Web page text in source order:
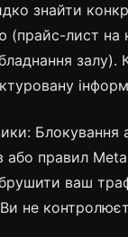
знайти
(прайс-лист на
залу).
Блокування
або правил
ваш
не